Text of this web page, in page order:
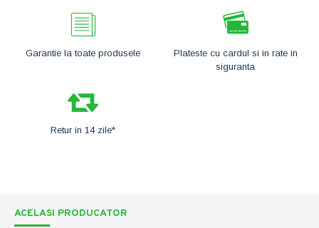
Garantie la toate produsele
Plateste cu cardul si in rate in
siguranta
Retur in 14 zile*
ACELASI PRODUCATOR